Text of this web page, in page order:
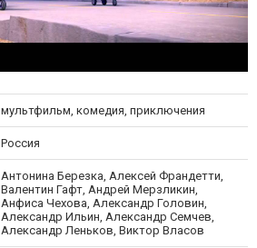
мультфильм, комедия, приключения
Россия
Антонина Березка, Алексей Франдетти,
Валентин Гафт, Андрей Мерзликин,
Анфиса Чехова, Александр Головин,
Александр Ильин, Александр Семчев,
Александр Леньков, Виктор Власов